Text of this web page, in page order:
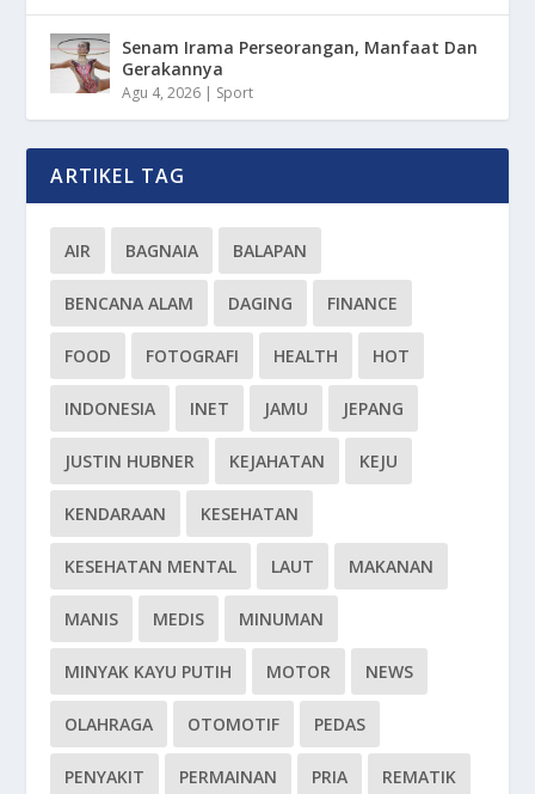
Senam Irama Perseorangan, Manfaat Dan
Gerakannya
Agu 4, 2026 | Sport
ARTIKEL TAG
AIR BAGNAIA BALAPAN
BENCANA ALAM DAGING FINANCE
FOOD FOTOGRAFI HEALTH HOT
INDONESIA INET JAMU JEPANG
JUSTIN HUBNER KEJAHATAN KEJU
KENDARAAN KESEHATAN
KESEHATAN MENTAL LAUT MAKANAN
MANIS MEDIS MINUMAN
MINYAK KAYU PUTIH MOTOR NEWS
OLAHRAGA OTOMOTIF PEDAS
PENYAKIT PERMAINAN PRIA REMATIK